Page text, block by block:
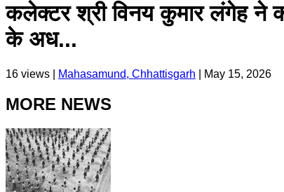
कलेक्टर श्री विनय कुमार लंगेह ने
के अध...
16 views | Mahasamund, Chhattisgarh May 15, 2026
MORE NEWS